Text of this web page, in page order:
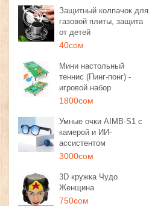
Защитный колпачок для
газовой плиты, защита
от детей
40сом
Мини настольный
теннис (Пинг-понг) -
игровой набор
1800сом
Умные очки AIMB-S1 с
камерой и ИИ-
ассистентом
3000сом
3D кружка Чудо
Женщина
750сом